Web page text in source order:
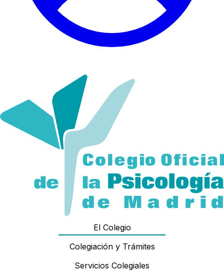
El Colegio
Colegiación y Trámites
Servicios Colegiales